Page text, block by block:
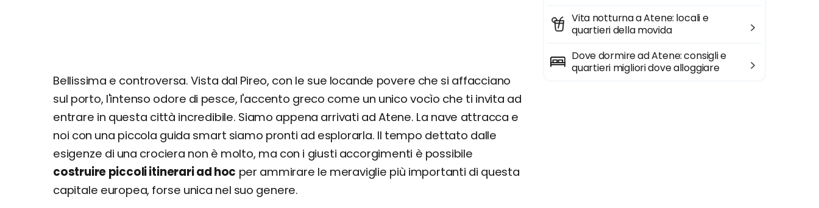
Bellissima e controversa. Vista dal Pireo, con le sue locande povere che si affacciano
sul porto, l'intenso odore di pesce, l'accento greco come un unico vocìo che ti invita ad
entrare in questa città incredibile. Siamo appena arrivati ad Atene. La nave attracca e
noi con una piccola guida smart siamo pronti ad esplorarla. Il tempo dettato dalle
esigenze di una crociera non è molto, ma con i giusti accorgimenti è possibile
costruire piccoli itinerari ad hoc per ammirare le meraviglie più importanti di questa
capitale europea, forse unica nel suo genere.
Vita notturna a Atene: locali e
quartieri della movida
Dove dormire ad Atene: consigli e
quartieri migliori dove alloggiare